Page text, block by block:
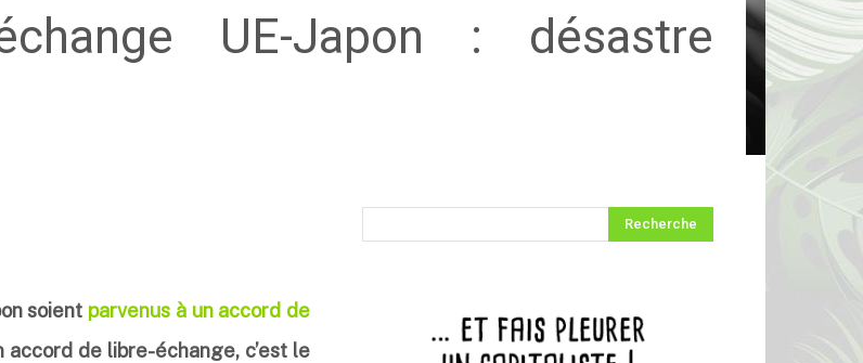
UE-Japon : désastre
soient parvenus à un accord de
accord de libre-échange, c’est le